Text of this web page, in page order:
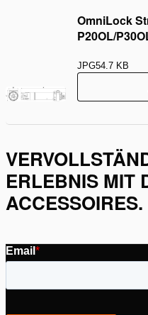
OmniLock
P20OL/
JPG54.7 KB
ERLEBNIS MIT
ACCESSOIRES.